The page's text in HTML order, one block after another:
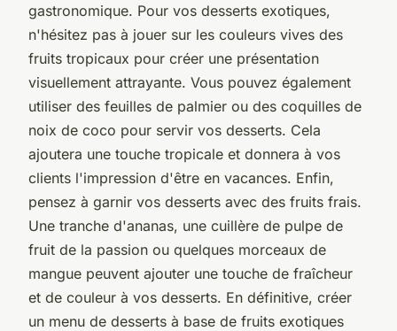
gastronomique. Pour vos desserts exotiques,
n'hésitez pas à jouer sur les couleurs vives des
fruits tropicaux pour créer une présentation
visuellement attrayante. Vous pouvez également
utiliser des feuilles de palmier ou des coquilles de
noix de coco pour servir vos desserts. Cela
ajoutera une touche tropicale et donnera à vos
clients l'impression d'être en vacances. Enfin,
pensez à garnir vos desserts avec des fruits frais.
Une tranche d'ananas, une cuillère de pulpe de
fruit de la passion ou quelques morceaux de
mangue peuvent ajouter une touche de fraîcheur
et de couleur à vos desserts. En définitive, créer
un menu de desserts à base de fruits exotiques